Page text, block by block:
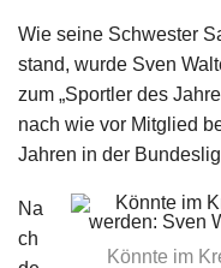
Wie seine Schwester
stand, wurde Sven
zum „Sportler des
nach wie vor Mitglied
Jahren in der
Könnte im
Na
ch